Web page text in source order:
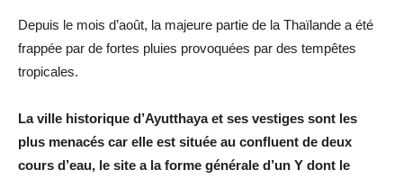
Depuis le mois d’août, la majeure partie de la Thaïlande a été
frappée par de fortes pluies provoquées par des tempêtes
tropicales.
La ville historique d’Ayutthaya et ses vestiges sont les
plus menacés car elle est située au confluent de deux
cours d’eau, le site a la forme générale d’un Y dont le